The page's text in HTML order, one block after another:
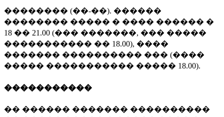
�������� (��-��). ������
�������� ����� � ���� ������ �
18 �� 21.00 (��� �������, ��� �����
����������� �� 18.00), ����
������� ���������� ��� (����
����� ����������� ����� 18.00).
�����������
�� ������ ������� ����������